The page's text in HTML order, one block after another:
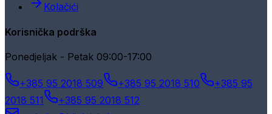
Kolačići
Korisnička podrška
Ponedjeljak - Petak 09:00-17:00
+385 95 2018 509 +385 95 2018 510
+385 95
2018 511
+385 95 2018 512